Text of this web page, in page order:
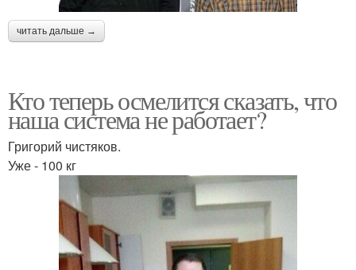
читать дальше →
Кто теперь осмелится сказать, что
наша система не работает?
Григорий чистяков.
Уже - 100 кг